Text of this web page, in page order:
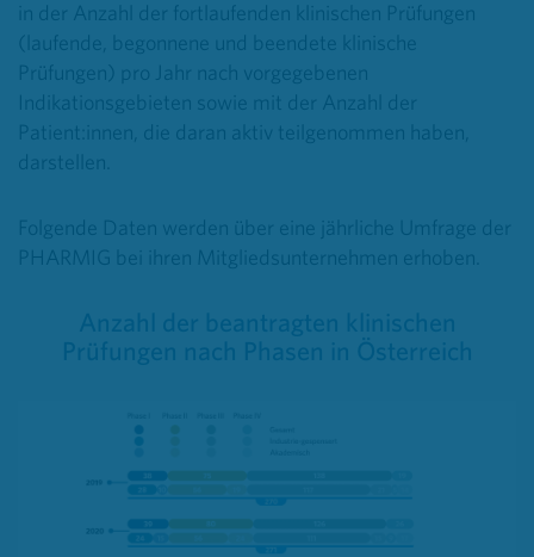
in der Anzahl der fortlaufenden klinischen Prüfungen
(laufende, begonnene und beendete klinische
Prüfungen) pro Jahr nach vorgegebenen
Indikationsgebieten sowie mit der Anzahl der
Patient:innen, die daran aktiv teilgenommen haben,
darstellen.
Folgende Daten werden über eine jährliche Umfrage der
PHARMIG bei ihren Mitgliedsunternehmen erhoben.
Anzahl der beantragten klinischen
Prüfungen nach Phasen in Österreich